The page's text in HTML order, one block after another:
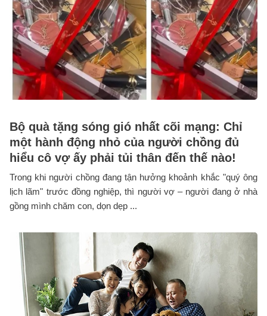
Bộ quà tặng sóng gió nhất cõi mạng: Chỉ
một hành động nhỏ của người chồng đủ
hiểu cô vợ ấy phải tủi thân đến thế nào!
Trong khi người chồng đang tận hưởng khoảnh khắc "quý ông
lịch lãm" trước đồng nghiệp, thì người vợ – người đang ở nhà
gồng mình chăm con, dọn dẹp ...